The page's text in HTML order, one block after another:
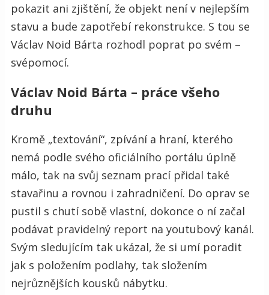
pokazit ani zjištění, že objekt není v nejlepším
stavu a bude zapotřebí rekonstrukce. S tou se
Václav Noid Bárta rozhodl poprat po svém –
svépomocí.
Václav Noid Bárta – práce všeho
druhu
Kromě „textování“, zpívání a hraní, kterého
nemá podle svého oficiálního portálu úplně
málo, tak na svůj seznam prací přidal také
stavařinu a rovnou i zahradničení. Do oprav se
pustil s chutí sobě vlastní, dokonce o ní začal
podávat pravidelný report na youtubový kanál.
Svým sledujícím tak ukázal, že si umí poradit
jak s položením podlahy, tak složením
nejrůznějších kousků nábytku.